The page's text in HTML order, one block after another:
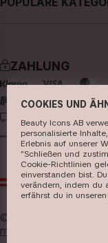
Store
Facebook
Pinterest
make-up
hautpflege
haarpflege
parfüm
pinsel & zubehör
kits & sets
ZAHLUNG
LIEFERUNG
AT EUR
© 2026 Beauty
mehr erfahren
COOKIES UND
Beauty Icons AB
personalisierte
Erlebnis auf unserer
"Schließen und
Cookie-Richtlinien
einverstanden bist.
verändern, indem du
erfährst du in unseren ​